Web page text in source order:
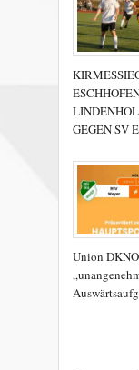
GEGEN SV
Union